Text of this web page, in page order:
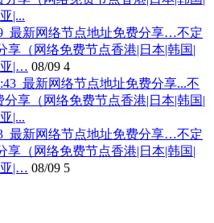
最新网络节点地址免费分享…不定
（网络免费节点香港|日本|韩国|
亚|… 08/09 4
最新网络节点地址免费分享…不定
（网络免费节点香港|日本|韩国|
亚|… 08/09 5